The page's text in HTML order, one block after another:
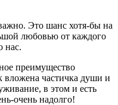
Это шанс хотя-бы на
любовью от каждого
нас.
преимущество
вложена частичка души и
в этом и есть
очень надолго!